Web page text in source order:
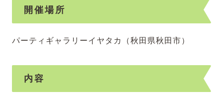
開催場所
パーティギャラリーイヤタカ（秋田県秋田市）
内容